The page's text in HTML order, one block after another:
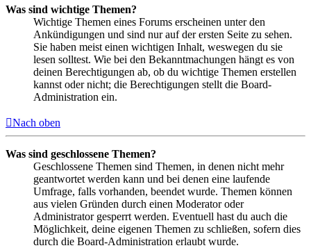
Was sind wichtige Themen?
Wichtige Themen eines Forums erscheinen unter den
Ankündigungen und sind nur auf der ersten Seite zu sehen.
Sie haben meist einen wichtigen Inhalt, weswegen du sie
lesen solltest. Wie bei den Bekanntmachungen hängt es von
deinen Berechtigungen ab, ob du wichtige Themen erstellen
kannst oder nicht; die Berechtigungen stellt die Board-
Administration ein.
Nach oben
Was sind geschlossene Themen?
Geschlossene Themen sind Themen, in denen nicht mehr
geantwortet werden kann und bei denen eine laufende
Umfrage, falls vorhanden, beendet wurde. Themen können
aus vielen Gründen durch einen Moderator oder
Administrator gesperrt werden. Eventuell hast du auch die
Möglichkeit, deine eigenen Themen zu schließen, sofern dies
durch die Board-Administration erlaubt wurde.